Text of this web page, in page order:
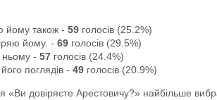
йому також- 59голосів (25.2%)
йому. - 69голосів (29.5%)
ньому- 57голосів (24.4%)
поглядів- 49голосів (20.9%)
«Ви довіряєте Арестовичу?» найбільше